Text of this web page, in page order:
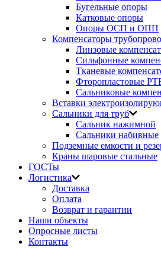
Бугельные опоры
Катковые опоры
Опоры ОСП и ОПП
Компенсаторы
Линзовые
Сильфонные
Тканевые
Фторопластовые
Сальниковые
Вставки
Сальники для труб
Сальник нажимной
Сальники набивные
Подземные емкости и
Краны шаровые стальные
ГОСТы
Логистика
Доставка
Оплата
Возврат и гарантии
Наши объекты
Опросные листы
Контакты